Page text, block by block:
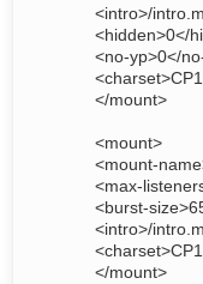
<intro>/
<hidden>0</
<no-yp>0</
</mount>
<mount>
<mount-
<max-
<burst-
<intro>/
</mount>